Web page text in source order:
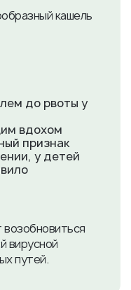
кашель
до рвоты у
вдохом
признак
у детей
вирусной
путей.